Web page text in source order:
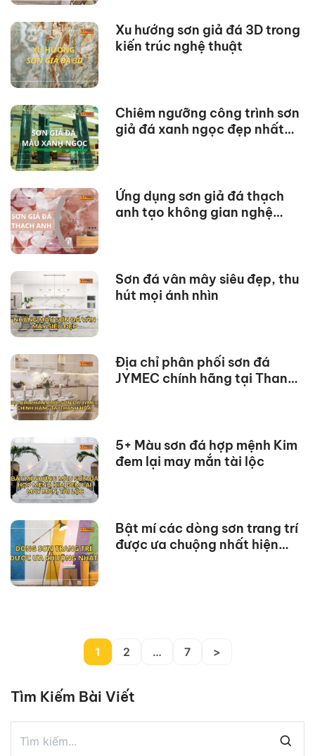
Xu hướng sơn giả đá 3D trong
kiến trúc nghệ thuật
Chiêm ngưỡng công trình sơn
giả đá xanh ngọc đẹp nhất
Ứng dụng sơn giả đá thạch
anh tạo không gian nghệ
Sơn đá vân mây siêu đẹp, thu
hút mọi ánh nhìn
Địa chỉ phân phối sơn đá
JYMEC chính hãng tại Thanh
5+ Màu sơn đá hợp mệnh Kim
đem lại may mắn tài lộc
Bật mí các dòng sơn trang trí
được ưa chuộng nhất hiện
1 2 … 7 >
Tìm Kiếm Bài Viết